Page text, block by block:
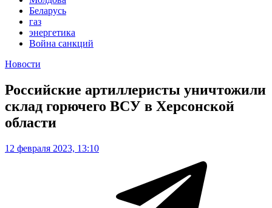
Беларусь
газ
энергетика
Война санкций
Новости
Российские артиллеристы уничтожили
склад горючего ВСУ в Херсонской
области
12 февраля 2023, 13:10